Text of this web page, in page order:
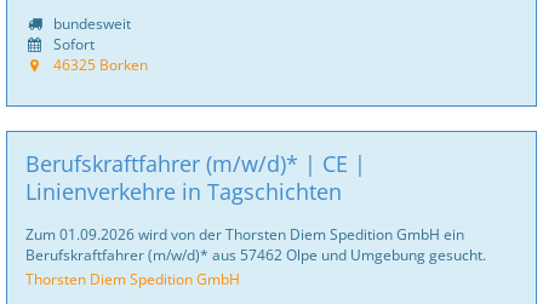
bundesweit
Sofort
46325 Borken
Berufskraftfahrer (m/w/d)* | CE |
Linienverkehre in Tagschichten
Zum 01.09.2026 wird von der Thorsten Diem Spedition GmbH ein
Berufskraftfahrer (m/w/d)* aus 57462 Olpe und Umgebung gesucht.
Thorsten Diem Spedition GmbH